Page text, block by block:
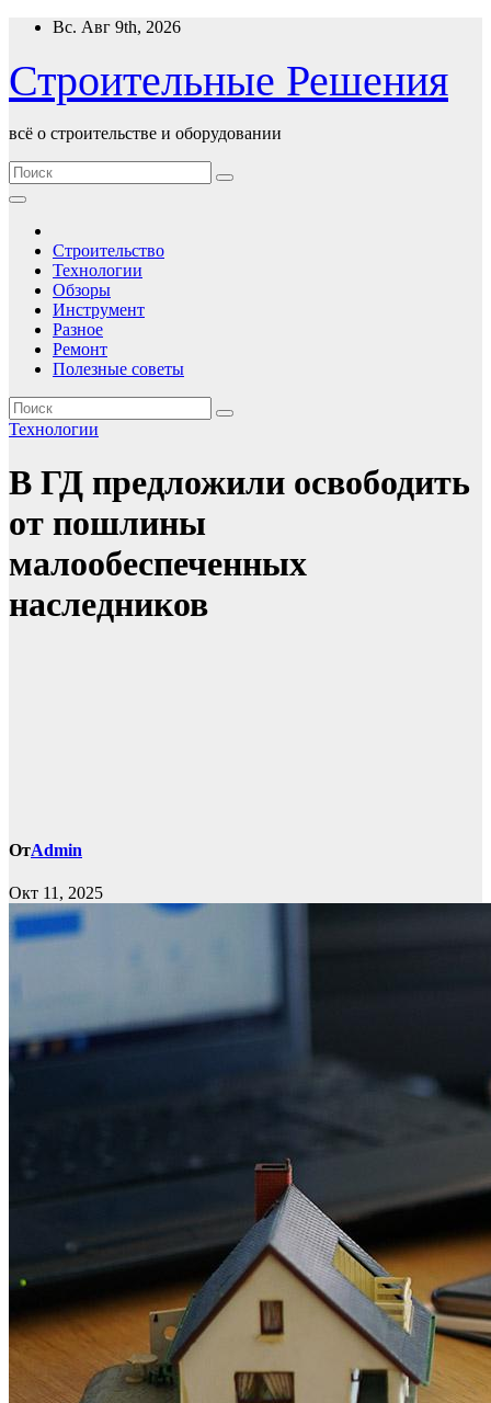
Перейти
содержимому
Вс. Авг 9th, 2026
Строительные Решения
всё о строительстве и оборудовании
Строительство
Технологии
Обзоры
Инструмент
Разное
Ремонт
Полезные советы
Технологии
В ГД предложили освободить
от пошлины
малообеспеченных
наследников
ОтAdmin
Окт 11, 2025